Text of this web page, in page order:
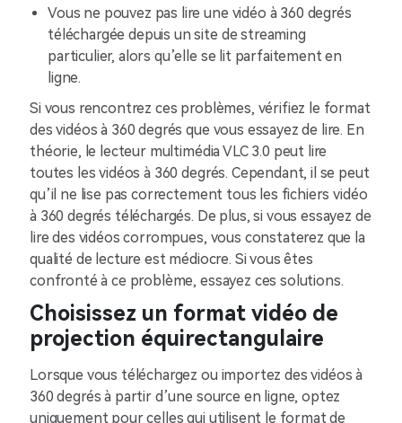
Vous ne pouvez pas lire une vidéo à 360 degrés
téléchargée depuis un site de streaming
particulier, alors qu’elle se lit parfaitement en
ligne.
Si vous rencontrez ces problèmes, vérifiez le format
des vidéos à 360 degrés que vous essayez de lire. En
théorie, le lecteur multimédia VLC 3.0 peut lire
toutes les vidéos à 360 degrés. Cependant, il se peut
qu’il ne lise pas correctement tous les fichiers vidéo
à 360 degrés téléchargés. De plus, si vous essayez de
lire des vidéos corrompues, vous constaterez que la
qualité de lecture est médiocre. Si vous êtes
confronté à ce problème, essayez ces solutions.
Choisissez un format vidéo de
projection équirectangulaire
Lorsque vous téléchargez ou importez des vidéos à
360 degrés à partir d’une source en ligne, optez
uniquement pour celles qui utilisent le format de